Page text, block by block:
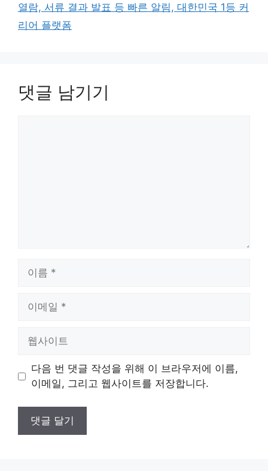
열람, 서류 결과 발표 등 빠른 알림, 대한민국 1등 커
리어 플랫폼
댓글 남기기
트
다음 번 댓글 작성을 위해 이 브라우저에 이름,
이메일, 그리고 웹사이트를 저장합니다.